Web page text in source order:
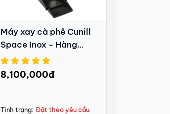
Máy xay cà phê Cunill
Space Inox - Hàng
Trưng Bày
8,100,000đ
Tình trạng: Đặt theo yêu cầu